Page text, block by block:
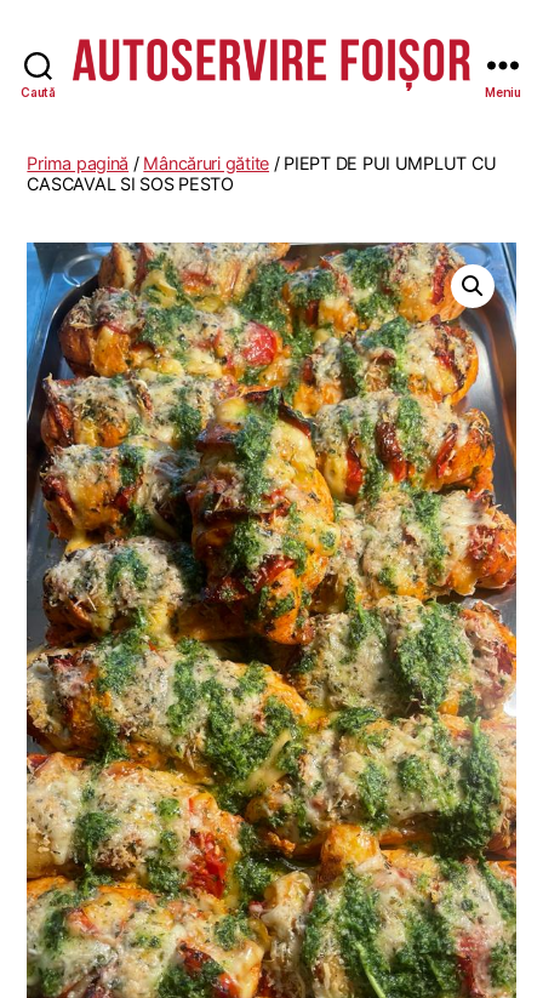
Caută
-
Meniu
Prima pagină / Mâncăruri gătite / PIEPT DE PUI UMPLUT CU
CASCAVAL SI SOS PESTO